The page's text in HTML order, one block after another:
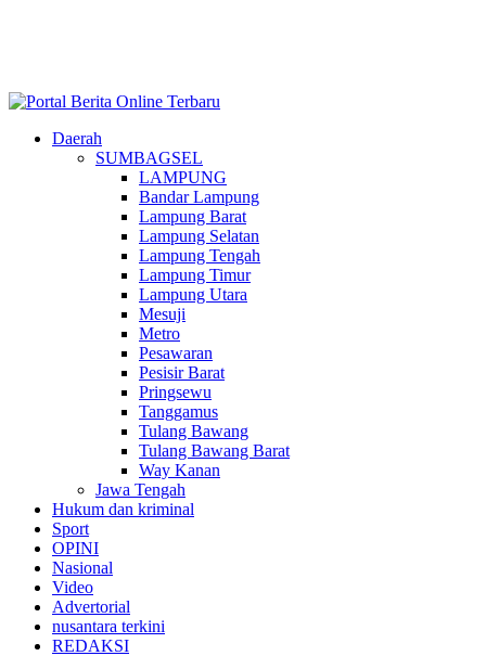
Daerah
SUMBAGSEL
LAMPUNG
Bandar Lampung
Lampung Barat
Lampung Selatan
Lampung Tengah
Lampung Timur
Lampung Utara
Mesuji
Metro
Pesawaran
Pesisir Barat
Pringsewu
Tanggamus
Tulang Bawang
Tulang Bawang Barat
Way Kanan
Jawa Tengah
Hukum dan kriminal
Sport
OPINI
Nasional
Video
Advertorial
nusantara terkini
REDAKSI